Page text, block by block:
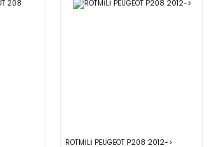
ROTMİLİ PEUGEOT P208 2012->